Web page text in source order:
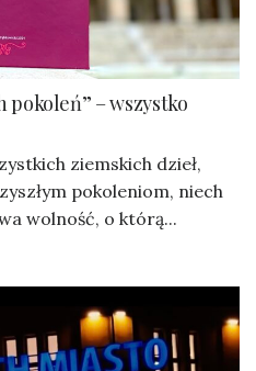
pokoleń” – wszystko
ziemskich dzieł,
pokoleniom, niech
wolność, o którą...